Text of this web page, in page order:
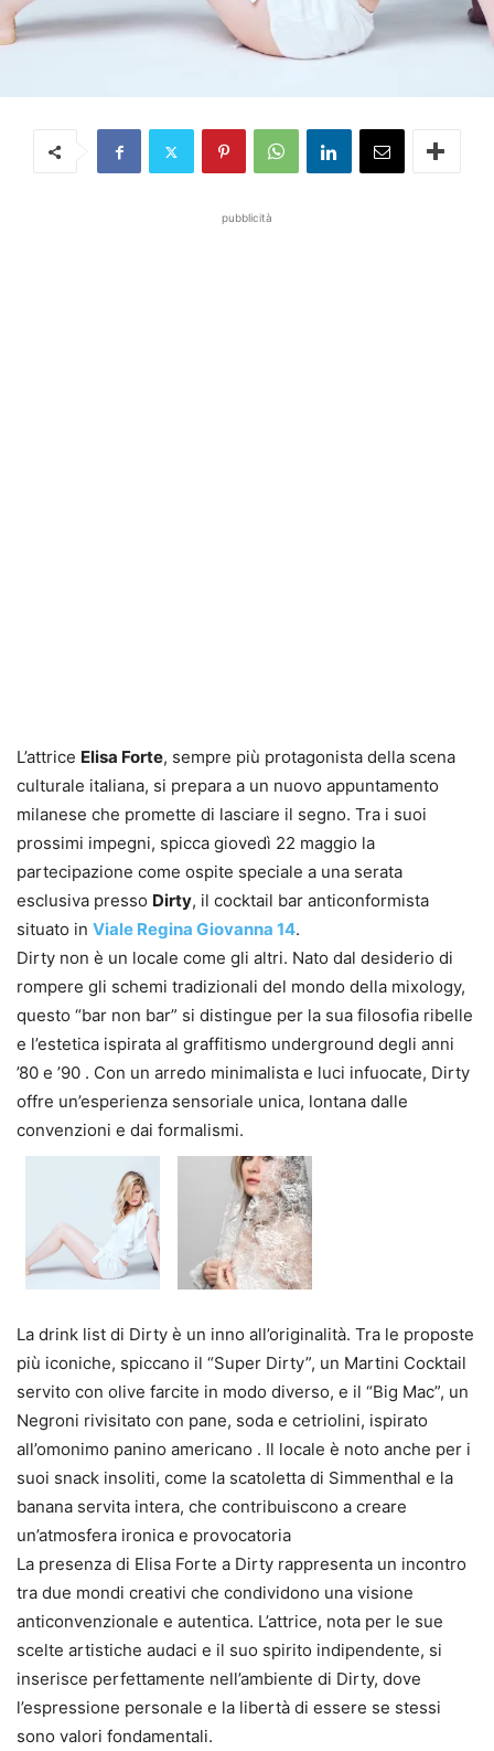
pubblicità
L’attrice Elisa Forte, sempre più protagonista della scena
culturale italiana, si prepara a un nuovo appuntamento
milanese che promette di lasciare il segno. Tra i suoi
prossimi impegni, spicca giovedì 22 maggio la
partecipazione come ospite speciale a una serata
esclusiva presso Dirty, il cocktail bar anticonformista
situato in Viale Regina Giovanna 14.
Dirty non è un locale come gli altri. Nato dal desiderio di
rompere gli schemi tradizionali del mondo della mixology,
questo “bar non bar” si distingue per la sua filosofia ribelle
e l’estetica ispirata al graffitismo underground degli anni
’80 e ’90 . Con un arredo minimalista e luci infuocate, Dirty
offre un’esperienza sensoriale unica, lontana dalle
convenzioni e dai formalismi.
La drink list di Dirty è un inno all’originalità. Tra le proposte
più iconiche, spiccano il “Super Dirty”, un Martini Cocktail
servito con olive farcite in modo diverso, e il “Big Mac”, un
Negroni rivisitato con pane, soda e cetriolini, ispirato
all’omonimo panino americano . Il locale è noto anche per i
suoi snack insoliti, come la scatoletta di Simmenthal e la
banana servita intera, che contribuiscono a creare
un’atmosfera ironica e provocatoria
La presenza di Elisa Forte a Dirty rappresenta un incontro
tra due mondi creativi che condividono una visione
anticonvenzionale e autentica. L’attrice, nota per le sue
scelte artistiche audaci e il suo spirito indipendente, si
inserisce perfettamente nell’ambiente di Dirty, dove
l’espressione personale e la libertà di essere se stessi
sono valori fondamentali.